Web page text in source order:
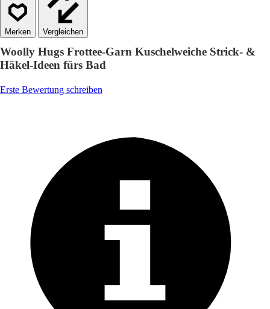
Vergleichen
Woolly Hugs Frottee-Garn Kuschelweiche Strick- &
Häkel-Ideen fürs Bad
Erste Bewertung schreiben